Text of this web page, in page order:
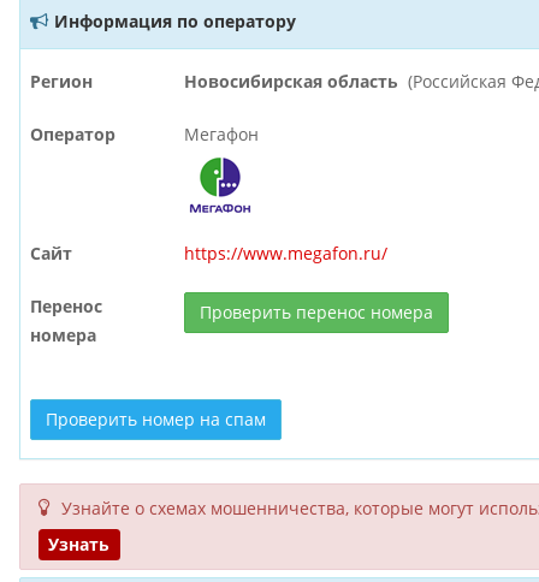
Информация по оператору
Регион Новосибирская область (Российская
Оператор Мегафон
Сайт https://www.megafon.ru/
Перенос
номера
Проверить перенос номера
Проверить номер на спам
Узнайте о схемах мошенни­чества, кото­рые могут
Узнать